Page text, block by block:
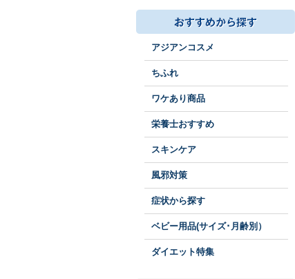
アジアンコスメ
ちふれ
ワケあり商品
栄養士おすすめ
スキンケア
風邪対策
症状から探す
ベビー用品(サイズ･月齢別）
ダイエット特集